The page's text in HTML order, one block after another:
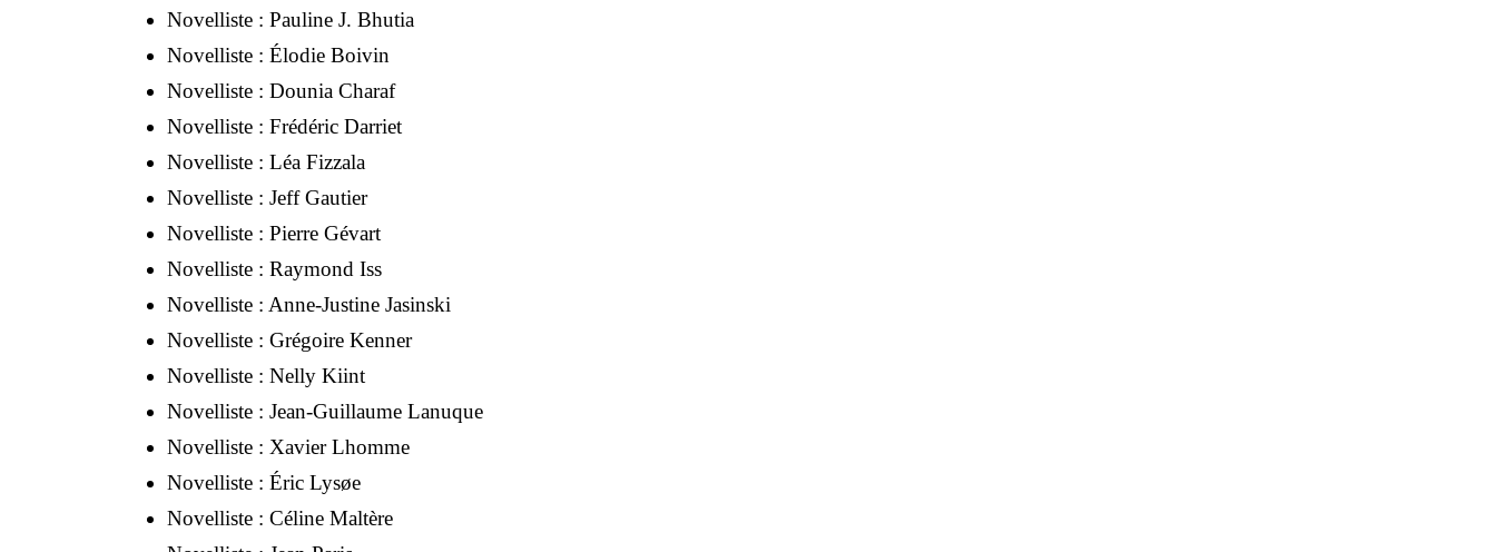
Novelliste : Pauline J. Bhutia
Novelliste : Élodie Boivin
Novelliste : Dounia Charaf
Novelliste : Frédéric Darriet
Novelliste : Léa Fizzala
Novelliste : Jeff Gautier
Novelliste : Pierre Gévart
Novelliste : Raymond Iss
Novelliste : Anne-Justine Jasinski
Novelliste : Grégoire Kenner
Novelliste : Nelly Kiint
Novelliste : Jean-Guillaume Lanuque
Novelliste : Xavier Lhomme
Novelliste : Éric Lysøe
Novelliste : Céline Maltère